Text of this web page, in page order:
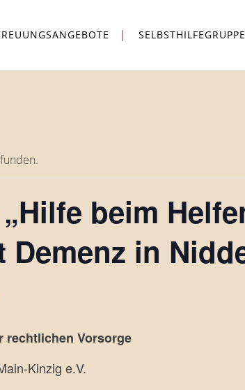
beim
Demenz in
rechtlichen Vorsorge
Kinzig e.V.